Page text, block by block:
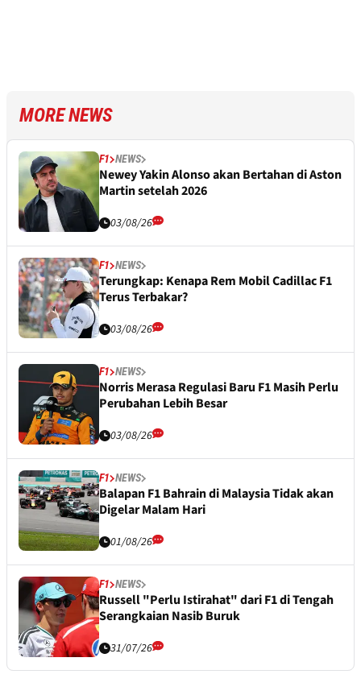
MORE NEWS
F1 NEWS
Newey Yakin Alonso akan Bertahan di Aston
Martin setelah 2026
03/08/26
F1 NEWS
Terungkap: Kenapa Rem Mobil Cadillac F1
Terus Terbakar?
03/08/26
F1 NEWS
Norris Merasa Regulasi Baru F1 Masih Perlu
Perubahan Lebih Besar
03/08/26
F1 NEWS
Balapan F1 Bahrain di Malaysia Tidak akan
Digelar Malam Hari
01/08/26
F1 NEWS
Russell "Perlu Istirahat" dari F1 di Tengah
Serangkaian Nasib Buruk
31/07/26